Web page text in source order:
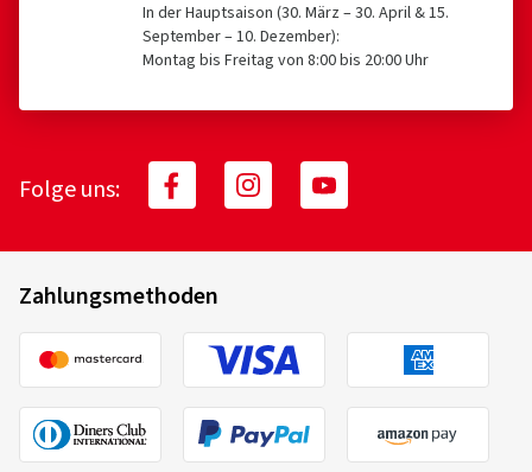
In der Hauptsaison (30. März – 30. April & 15.
September – 10. Dezember):
Montag bis Freitag von 8:00 bis 20:00 Uhr
Folge uns:
Zahlungsmethoden